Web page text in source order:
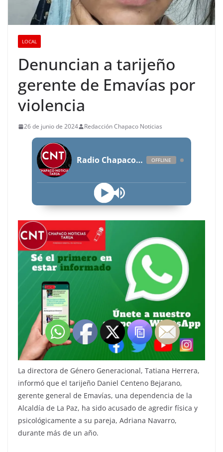
LOCAL
Denuncian a tarijeño
gerente de Emavías por
violencia
26 de junio de 2024 Redacción Chapaco Noticias
Radio Chapaco Noticias Las 24 horas en vivo OFFLINE
La directora de Género Generacional, Tatiana Herrera,
informó que el tarijeño Daniel Centeno Bejarano,
gerente general de Emavías, una dependencia de la
Alcaldía de La Paz, ha sido acusado de agredir física y
psicológicamente a su pareja, Adriana Navarro,
durante más de un año.